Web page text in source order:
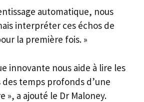
automatique, nous
interpréter ces échos de
la première fois. »
innovante nous aide à lire les
des temps profonds d’une
», a ajouté le Dr Maloney.